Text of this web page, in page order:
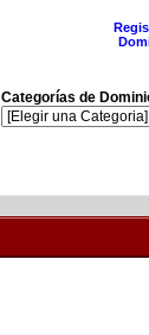
Categorías de